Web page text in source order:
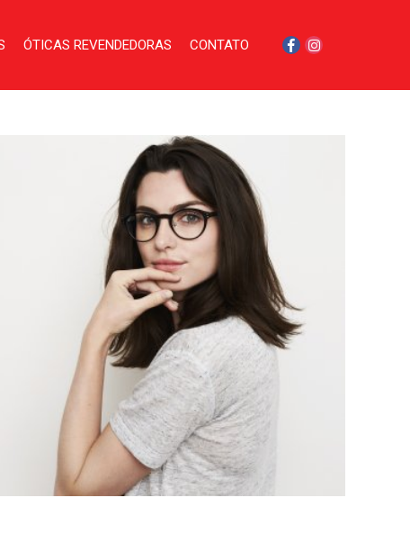
ÓTICAS REVENDEDORAS CONTATO